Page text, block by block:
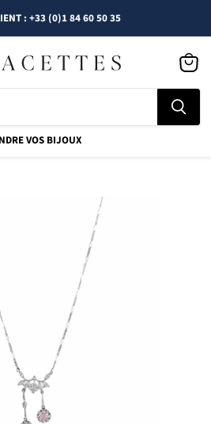
: +33 (0)1 84 60 50 35
VOS BIJOUX
le
panier